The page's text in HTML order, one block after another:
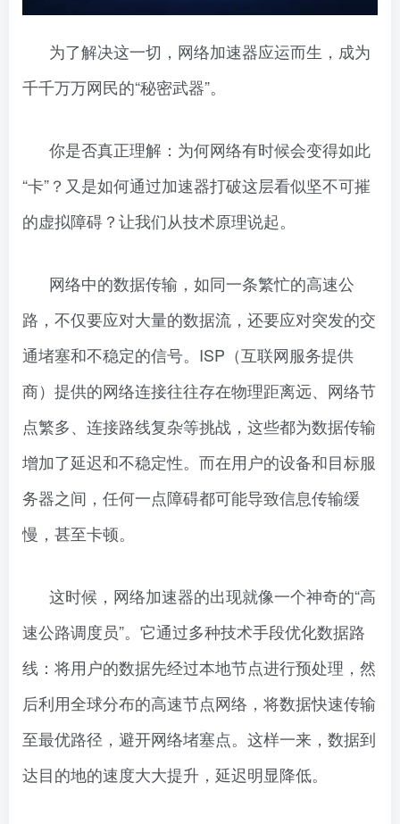
为了解决这一切，网络加速器应运而生，成为
千千万万网民的“秘密武器”。
你是否真正理解：为何网络有时候会变得如此
“卡”？又是如何通过加速器打破这层看似坚不可摧
的虚拟障碍？让我们从技术原理说起。
网络中的数据传输，如同一条繁忙的高速公
路，不仅要应对大量的数据流，还要应对突发的交
通堵塞和不稳定的信号。ISP（互联网服务提供
商）提供的网络连接往往存在物理距离远、网络节
点繁多、连接路线复杂等挑战，这些都为数据传输
增加了延迟和不稳定性。而在用户的设备和目标服
务器之间，任何一点障碍都可能导致信息传输缓
慢，甚至卡顿。
这时候，网络加速器的出现就像一个神奇的“高
速公路调度员”。它通过多种技术手段优化数据路
线：将用户的数据先经过本地节点进行预处理，然
后利用全球分布的高速节点网络，将数据快速传输
至最优路径，避开网络堵塞点。这样一来，数据到
达目的地的速度大大提升，延迟明显降低。